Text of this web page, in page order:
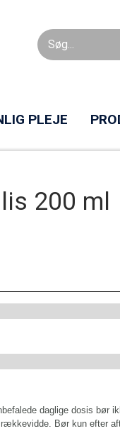
PLEJE
200 ml
daglige dosis
Bør kun efter